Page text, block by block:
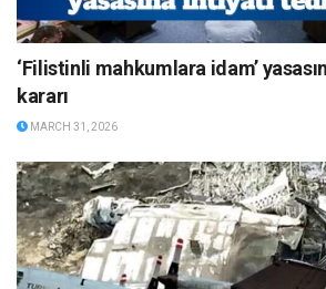
‘Filistinli mahkumlara idam’
kararı
MARCH 31, 2026